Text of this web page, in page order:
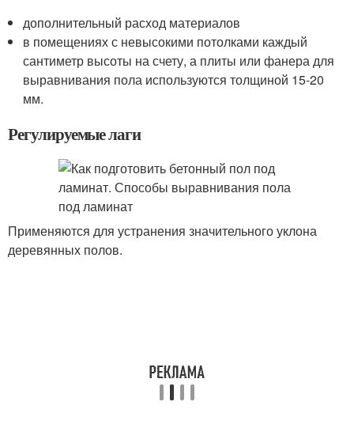
дополнительный расход материалов
в помещениях с невысокими потолками каждый
сантиметр высоты на счету, а плиты или фанера для
выравнивания пола используются толщиной 15-20
мм.
Регулируемые лаги
Применяются для устранения значительного уклона
деревянных полов.